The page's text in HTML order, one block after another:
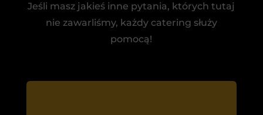
Jeśli masz jakieś inne pytania, których tutaj
nie zawarliśmy, każdy catering służy
pomocą!